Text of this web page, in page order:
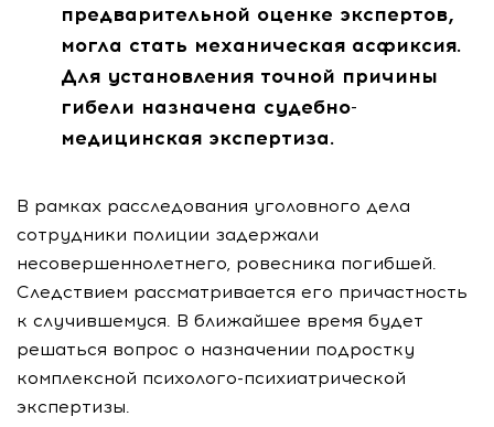
предварительной оценке экспертов,
могла стать механическая асфиксия.
Для установления точной причины
гибели назначена судебно-
медицинская экспертиза.
В рамках расследования уголовного дела
сотрудники полиции задержали
несовершеннолетнего, ровесника погибшей.
Следствием рассматривается его причастность
к случившемуся. В ближайшее время будет
решаться вопрос о назначении подростку
комплексной психолого-психиатрической
экспертизы.